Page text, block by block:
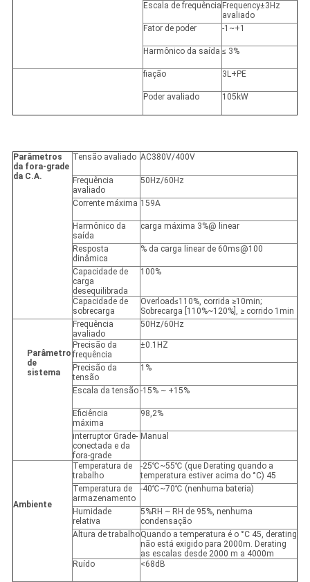
Escala de frequência Frequency±3Hz
avaliado
Fator de poder
-1~+1
Harmônico da saída ≤ 3%
fiação 3L+PE
Poder avaliado 105kW
Parâmetros
da fora-grade
da C.A.
Tensão avaliado AC380V/400V
Frequência
avaliado
50Hz/60Hz
Corrente máxima 159A
Harmônico da
saída
carga máxima 3%@ linear
Resposta
dinâmica
% da carga linear de 60ms@100
Capacidade de
carga
desequilibrada
100%
Capacidade de
sobrecarga
Overload≤110%, corrida ≥10min;
Sobrecarga [110%~120%], ≥ corrido 1min
Parâmetro
de
sistema
Frequência
avaliado
50Hz/60Hz
Precisão da
frequência
±0.1HZ
Precisão da
tensão
1%
Escala da tensão -15% ~ +15%
Eficiência
máxima
98,2%
interruptor Grade-
conectada e da
fora-grade
Manual
Ambiente
Temperatura de
trabalho
-25℃~55℃ (que Derating quando a
temperatura estiver acima do °C) 45
Temperatura de
armazenamento
-40℃~70℃ (nenhuma bateria)
Humidade
relativa
5%RH ~ RH de 95%, nenhuma
condensação
Altura de trabalhoQuando a temperatura é o °C 45, derating
não está exigido para 2000m. Derating
as escalas desde 2000 m a 4000m
Ruído
<68dB